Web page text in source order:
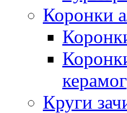
Коронки
Круги